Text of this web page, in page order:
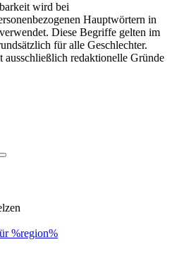
wird bei
Hauptwörtern in
Diese Begriffe gelten im
für alle Geschlechter.
ausschließlich redaktionelle Gründe